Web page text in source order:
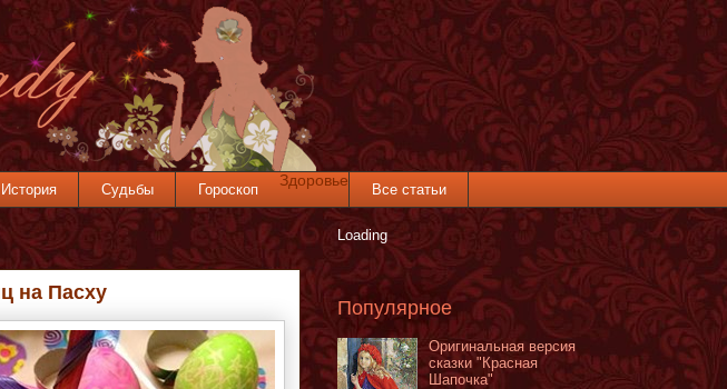
История Судьбы Гороскоп
Здоровье
Все статьи
на Пасху
Loading
Популярное
Оригинальная версия
сказки "Красная
Шапочка"